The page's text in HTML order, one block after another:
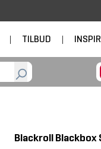
| TILBUD |
Blackroll Blackbox